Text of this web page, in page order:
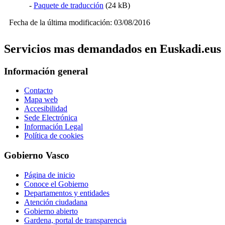
- Paquete de traducción (24 kB)
Fecha de la última modificación: 03/08/2016
Servicios mas demandados en Euskadi.eus
Información general
Contacto
Mapa web
Accesibilidad
Sede Electrónica
Información Legal
Política de cookies
Gobierno Vasco
Página de inicio
Conoce el Gobierno
Departamentos y entidades
Atención ciudadana
Gobierno abierto
Gardena, portal de transparencia